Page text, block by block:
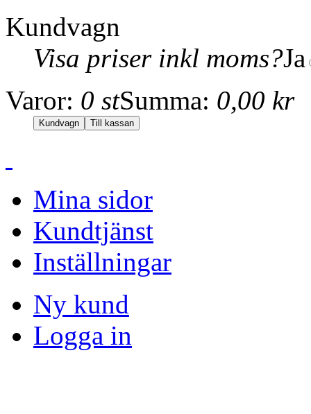
Kundvagn
Visa priser inkl moms?Ja
Varor: 0 stSumma: 0,00 kr
Mina sidor
Kundtjänst
Inställningar
Ny kund
Logga in